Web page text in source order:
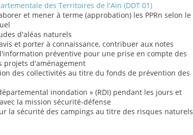
des Territoires de l'Ain (DDT 01)
et mener à terme (approbation) les PPRn selon le
d'aléas naturels
et porter à connaissance, contribuer aux notes
préventive pour une prise en compte des
projets d'aménagement
des collectivités au titre du fonds de prévention des
inondation » (RDI) pendant les jours et
la mission sécurité-défense
la sécurité des campings au titre des risques naturels